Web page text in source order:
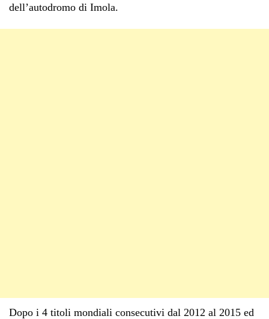
dell’autodromo di Imola.
Dopo i 4 titoli mondiali consecutivi dal 2012 al 2015 ed